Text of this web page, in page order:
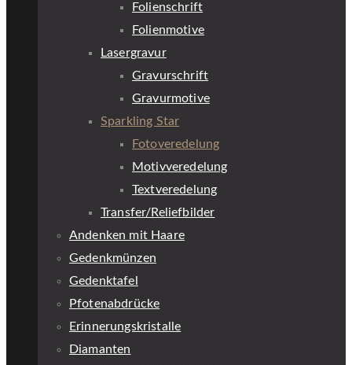
Folienschrift
Folienmotive
Lasergravur
Gravurschrift
Gravurmotive
Sparkling Star
Fotoveredelung
Motivveredelung
Textveredelung
Transfer/Reliefbilder
Andenken mit Haare
Gedenkmünzen
Gedenktafel
Pfotenabdrücke
Erinnerungskristalle
Diamanten